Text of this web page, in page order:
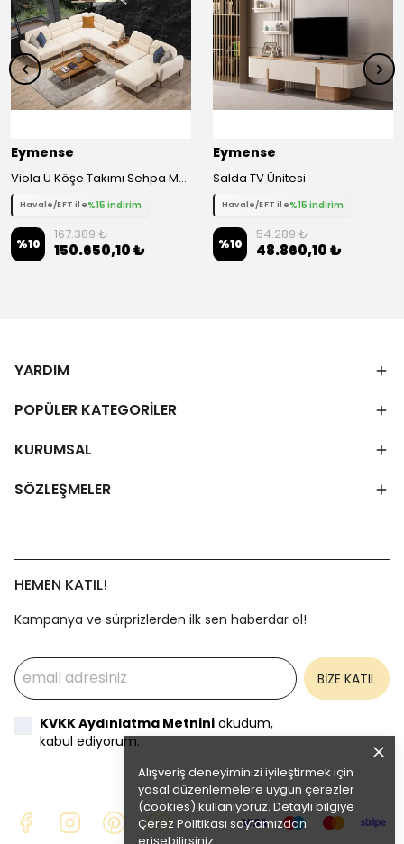
Alışveriş deneyiminizi iyileştirmek için
yasal düzenlemelere uygun çerezler
(cookies) kullanıyoruz. Detaylı bilgiye
Çerez Politikası sayfamızdan
Eymense
Viola U Köşe Takımı Sehpa Modüllü
Havale/EFT ile%15 indirim
%10
167.389 ₺
150.650,10 ₺
Eymense
Salda TV Ünitesi
Havale/EFT ile%15 indirim
%10
54.289 ₺
48.860,10 ₺
YARDIM
POPÜLER KATEGORİLER
KURUMSAL
SÖZLEŞMELER
HEMEN KATIL!
Kampanya ve sürprizlerden ilk sen haberdar ol!
BİZE KATIL
KVKK Aydınlatma Metnini okudum,
kabul ediyorum.